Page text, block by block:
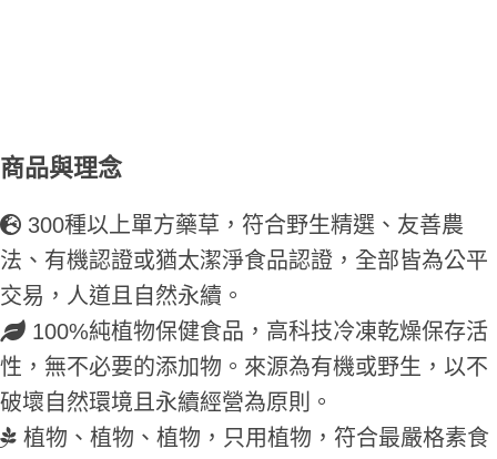
商品與理念
300種以上單方藥草，符合野生精選、友善農
法、有機認證或猶太潔淨食品認證，全部皆為公平
交易，人道且自然永續。
100%純植物保健食品，高科技冷凍乾燥保存活
性，無不必要的添加物。來源為有機或野生，以不
破壞自然環境且永續經營為原則。
植物、植物、植物，只用植物，符合最嚴格素食